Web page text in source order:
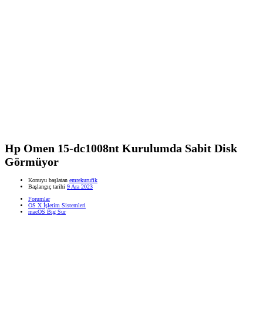
Hp Omen 15-dc1008nt Kurulumda Sabit Disk
Görmüyor
Konuyu başlatan emrekurufik
Başlangıç tarihi 9 Ara 2023
Forumlar
OS X İşletim Sistemleri
macOS Big Sur